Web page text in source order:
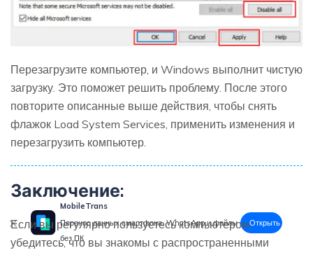
Перезагрузите компьютер, и Windows выполнит чистую
загрузку. Это поможет решить проблему. После этого
повторите описанные выше действия, чтобы снять
флажок Load System Services, применить изменения и
перезагрузить компьютер.
Заключение:
Если вы регулярно пользуетесь компьютером,
убедитесь, что вы знакомы с распространенными
MobileTrans
Перенос данных смартфона, WhatsApp и файлы
без ПК
Открыть